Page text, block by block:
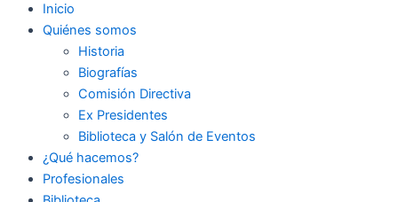
Inicio
Quiénes somos
Historia
Biografías
Comisión Directiva
Ex Presidentes
Biblioteca y Salón de Eventos
¿Qué hacemos?
Profesionales